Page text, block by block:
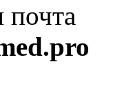
почта